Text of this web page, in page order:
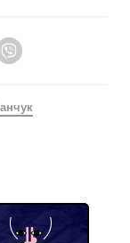
Давид
міністра
у зриві
затримання